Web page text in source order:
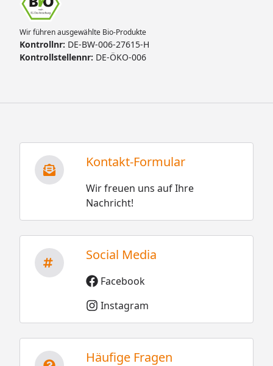
Wir führen ausgewählte Bio-Produkte
Kontrollnr: DE-BW-006-27615-H
Kontrollstellennr: DE-ÖKO-006
Kontakt-Formular
Wir freuen uns auf Ihre
Nachricht!
Social Media
Facebook
Instagram
Häufige Fragen